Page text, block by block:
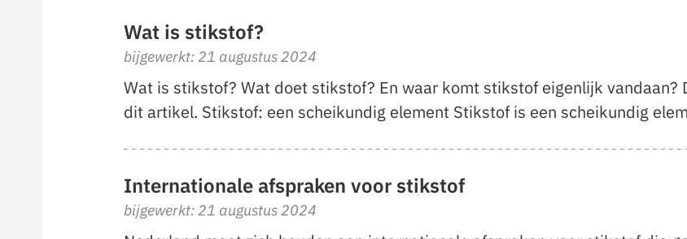
Wat is stikstof?
bijgewerkt: 21 augustus 2024
Wat is stikstof? Wat doet stikstof? En waar komt stikstof eigenlijk vandaan?
dit artikel. Stikstof: een scheikundig element Stikstof is een scheikundig
Internationale afspraken voor stikstof
bijgewerkt: 21 augustus 2024